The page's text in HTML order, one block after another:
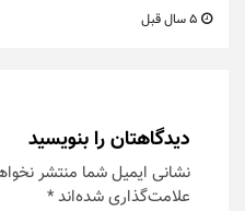
دیدگاهتان را بنویسید
نشانی ایمیل شما منتشر
علامت‌گذاری شده‌اند*